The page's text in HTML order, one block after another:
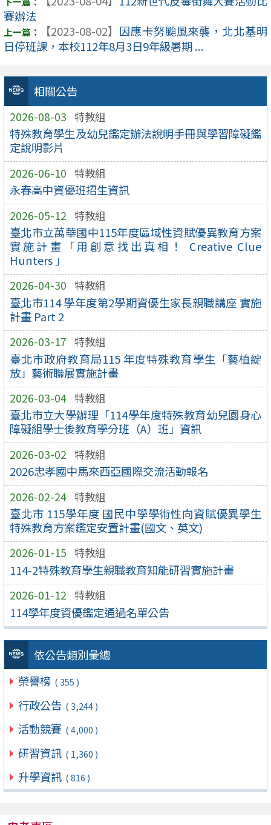
相關公告
2026-08-03 特教組
特殊教育學生及幼兒鑑定辦法說明手冊與學習障礙鑑
定說明影片
2026-06-10 特教組
永春高中資優班招生資訊
2026-05-12 特教組
臺北市立萬華國中115年度區域性資賦優異教育方案
實施計畫「用創意找出真相！ Creative Clue
Hunters 」
2026-04-30 特教組
臺北市114 學年度第2學期資優生家長親職講座 實施
計畫 Part 2
2026-03-17 特教組
臺北巿政府教育局115 年度特殊教育學生「藝植綻
放」藝術聯展實施計畫
2026-03-04 特教組
臺北市立大學辦理「114學年度特殊教育幼兒園身心
障礙組學士後教育學分班（A）班」資訊
2026-03-02 特教組
2026忠孝國中馬來西亞國際交流活動報名
2026-02-24 特教組
臺北市 115學年度 國民中學學術性向資賦優異學生
特殊教育方案鑑定安置計畫(國文、英文)
2026-01-15 特教組
114-2特殊教育學生親職教育知能研習實施計畫
2026-01-12 特教組
114學年度資優鑑定通過名單公告
依公告類別彙總
榮譽榜 ( 355 )
行政公告 ( 3,244 )
活動競賽 ( 4,000 )
研習資訊 ( 1,360 )
升學資訊 ( 816 )
賽辦法
【2023-08-02】 因應卡努颱風來襲，北北基明
日停班課，本校112年8月3日9年級暑期 ...